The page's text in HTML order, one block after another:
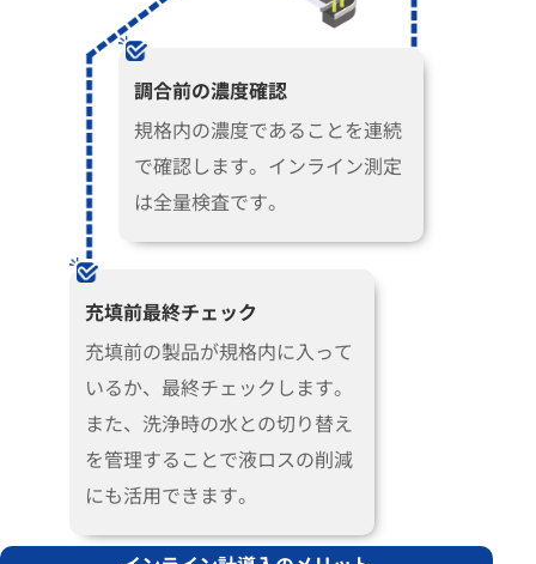
充填前最終チェック
充填前の製品が規格内に入って
いるか、最終チェックします。
また、洗浄時の水との切り替え
を管理することで液ロスの削減
にも活用できます。
調合前の濃度確認
規格内の濃度であることを連続
で確認します。インライン測定
は全量検査です。